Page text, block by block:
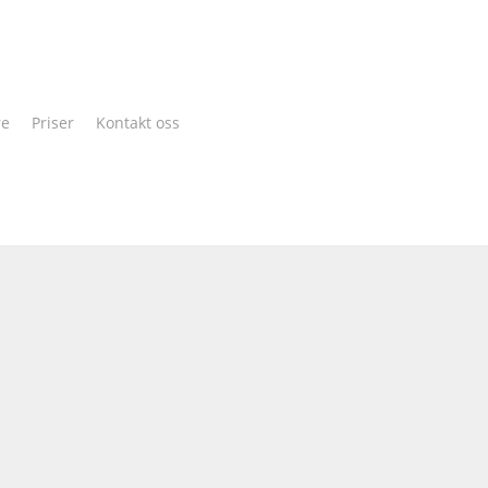
Priser Kontakt oss